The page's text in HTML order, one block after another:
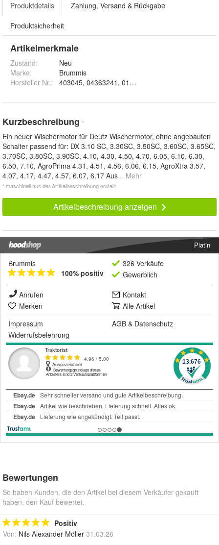
Produktdetails Zahlung, Versand & Rückgabe
Produktsicherheit
Artikelmerkmale
Zustand:
Neu
Marke:
Brummis
Hersteller Nr.:
403045, 04363241, 01175799, 0390
Kurzbeschreibung *
Ein neuer Wischermotor für Deutz Wischermotor, ohne angebauten
Schalter passend für: DX 3.10 SC, 3.30SC, 3.50SC, 3.60SC, 3.65SC,
3.70SC, 3.80SC, 3.90SC, 4.10, 4.30, 4.50, 4.70, 6.05, 6.10, 6.30,
6.50, 7.10, AgroPrima 4.31, 4.51, 4.56, 6.06, 6.15, AgroXtra 3.57,
4.07, 4.17, 4.47, 4.57, 6.07, 6.17 Aus... Mehr
* maschinell aus der Artikelbeschreibung erstellt
Artikelbeschreibung anzeigen
Platin
Brummis
100% positiv
326 Verkäufe
Gewerblich
Anrufen
Kontakt
Merken
Alle Artikel
Impressum
AGB & Datenschutz
Widerrufsbelehrung
Bewertungen
So haben Kunden, die den Artikel bei diesem Verkäufer gekauft
haben, den Kauf bewertet.
Positiv
Von: Nils Alexander Möller 31.03.26